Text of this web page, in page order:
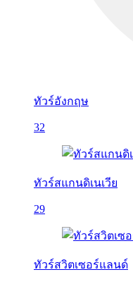
ทัวร์อังกฤษ
32
ทัวร์สแกนดิเนเวีย
29
ทัวร์สวิตเซอร์แลนด์